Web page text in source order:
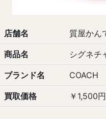
店舗名 質屋かん
商品名 シグネチ
ブランド名 COACH
買取価格 ￥1,500円